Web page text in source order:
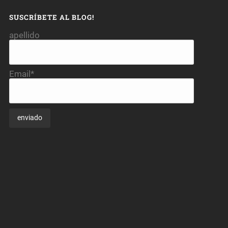
SUSCRÍBETE AL BLOG!
apellido
Email*